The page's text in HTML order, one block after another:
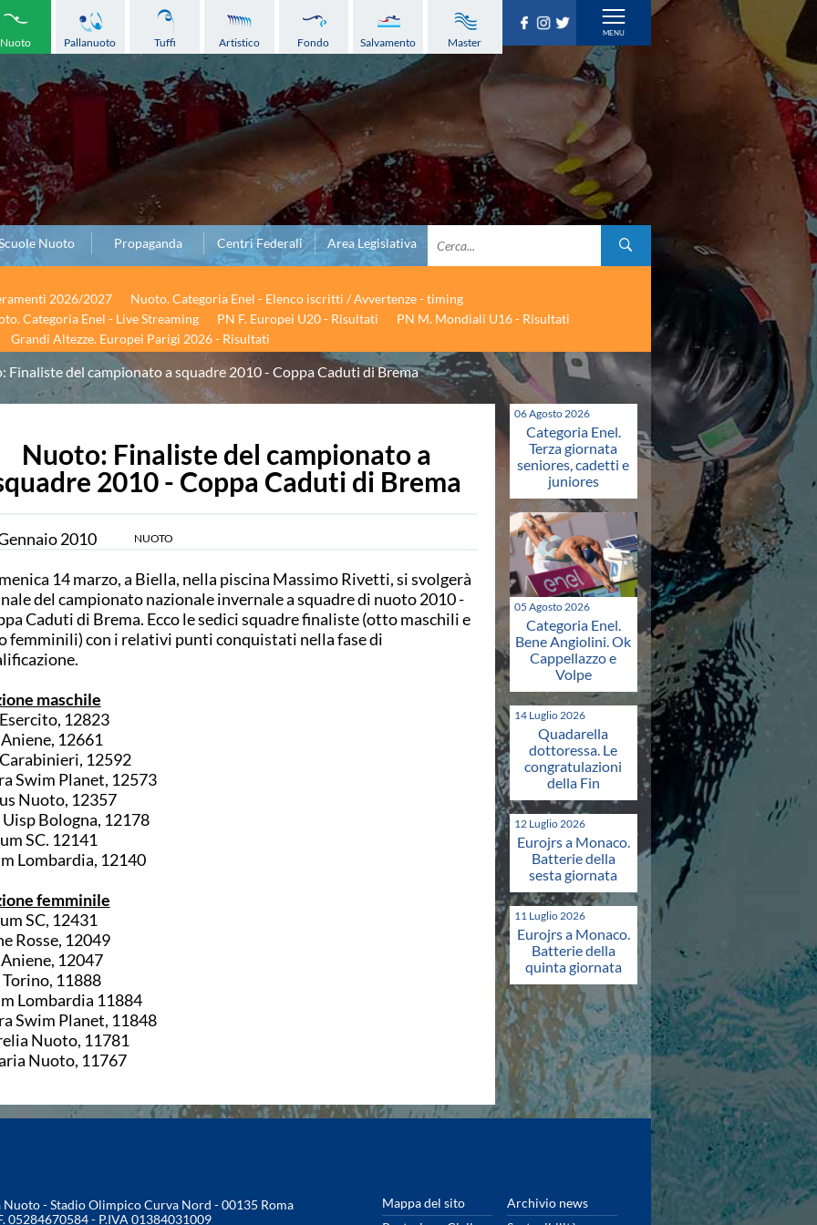
Nuoto Pallanuoto Tuffi Artistico Fondo Salvamento Master
Nuoto Propaganda Centri Federali Area Legislativa
2026/2027
Nuoto. Categoria Enel - Elenco iscritti / Avvertenze - timing
Categoria Enel - Live Streaming PN F. Europei U20 - Risultati
PN M. Mondiali U16 - Risultati
Grandi Altezze. Europei Parigi 2026 - Risultati
Finaliste del campionato a squadre 2010 - Coppa Caduti di Brema
Nuoto: Finaliste del campionato a
2010 - Coppa Caduti di Brema
2010 NUOTO
14 marzo, a Biella, nella piscina Massimo Rivetti, si svolgerà
del campionato nazionale invernale a squadre di nuoto 2010 -
Caduti di Brema. Ecco le sedici squadre finaliste (otto maschili e
femminili) con i relativi punti conquistati nella fase di
maschile
12823
12661
12592
Swim Planet, 12573
Nuoto, 12357
Bologna, 12178
SC. 12141
Lombardia, 12140
femminile
SC, 12431
Rosse, 12049
12047
Torino, 11888
Lombardia 11884
Swim Planet, 11848
Nuoto, 11781
Nuoto, 11767
06 Agosto 2026
Categoria Enel.
Terza giornata
seniores, cadetti e
juniores
05 Agosto 2026
Categoria Enel.
Bene Angiolini. Ok
Cappellazzo e
Volpe
14 Luglio 2026
Quadarella
dottoressa. Le
congratulazioni
della Fin
12 Luglio 2026
Eurojrs a Monaco.
Batterie della
sesta giornata
11 Luglio 2026
Eurojrs a Monaco.
Batterie della
quinta giornata
- Stadio Olimpico Curva Nord - 00135 Roma
05284670584 - P.IVA 01384031009
Mappa del sito
Archivio news